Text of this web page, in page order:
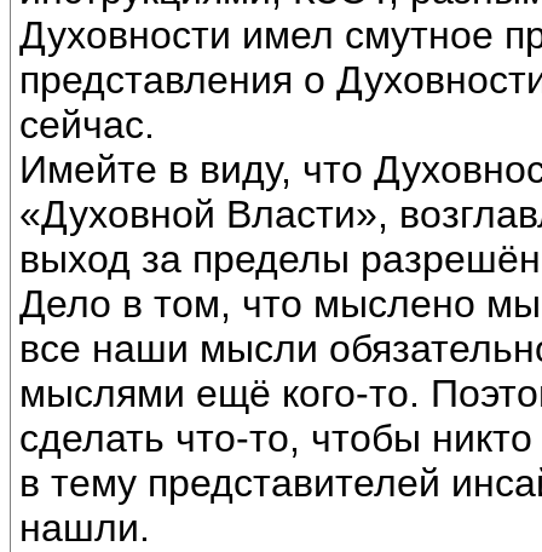
Духовности имел смутное
представления о
сейчас.
Имейте в виду, что
«Духовной Власти»,
выход за пределы
Дело в том, что мыслено
все наши мысли
мыслями ещё кого-то.
сделать что-то, чтобы
в тему представителей
нашли.